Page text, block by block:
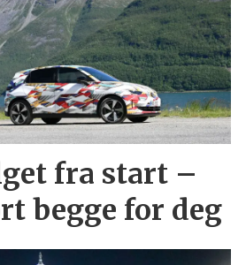
fra start –
begge for deg